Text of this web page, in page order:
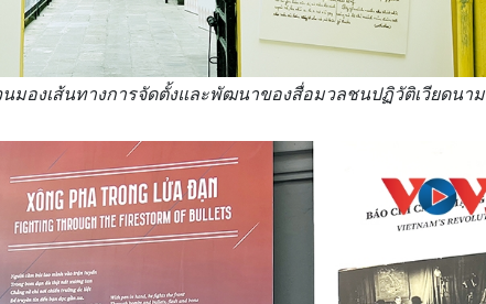
มองเส้นทางการจัดตั้งและพัฒนาของสื่อมวลชนปฏิวัติเวียดนาม